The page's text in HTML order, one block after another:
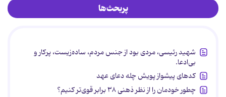
پربحث‌ها
شهید رئیسی، مردی بود از جنس مردم، ساده‌زیست، پرکار و
بی‌ادعا.
کدهای پیشواز پویش چله دعای عهد
چطور خودمان را از نظر ذهنی ۳۸ برابر قوی‌تر کنیم؟